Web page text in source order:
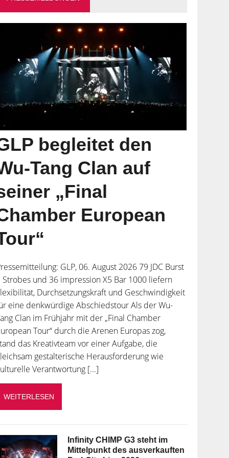
begleitet den
Tang Clan auf
„Final
European
GLP, 06. August 2026 79 JDC Burst
Strobes und 36 impression X5 Bar 1000 liefern
Durchsetzungskraft und Geschwindigkeit
eine denkwürdige Abschiedstour Als der Wu-
Clan im Frühjahr mit der „Final Chamber
Tour“ durch die Arenen Europas zog,
das Kreativteam vor einer Aufgabe, die
gestalterische Herausforderung wie
Verantwortung [...]
WEITERLESEN
Infinity CHIMP G3 steht im
Mittelpunkt des ausverkauften